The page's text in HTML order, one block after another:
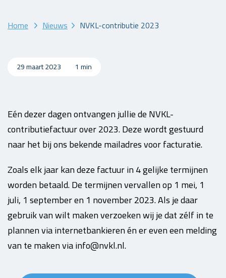
Home Nieuws NVKL-contributie 2023
29 maart 2023 1 min
Eén dezer dagen ontvangen jullie de NVKL-
contributiefactuur over 2023. Deze wordt gestuurd
naar het bij ons bekende mailadres voor facturatie.
Zoals elk jaar kan deze factuur in 4 gelijke termijnen
worden betaald. De termijnen vervallen op 1 mei, 1
juli, 1 september en 1 november 2023. Als je daar
gebruik van wilt maken verzoeken wij je dat zélf in te
plannen via internetbankieren én er even een melding
van te maken via info@nvkl.nl.